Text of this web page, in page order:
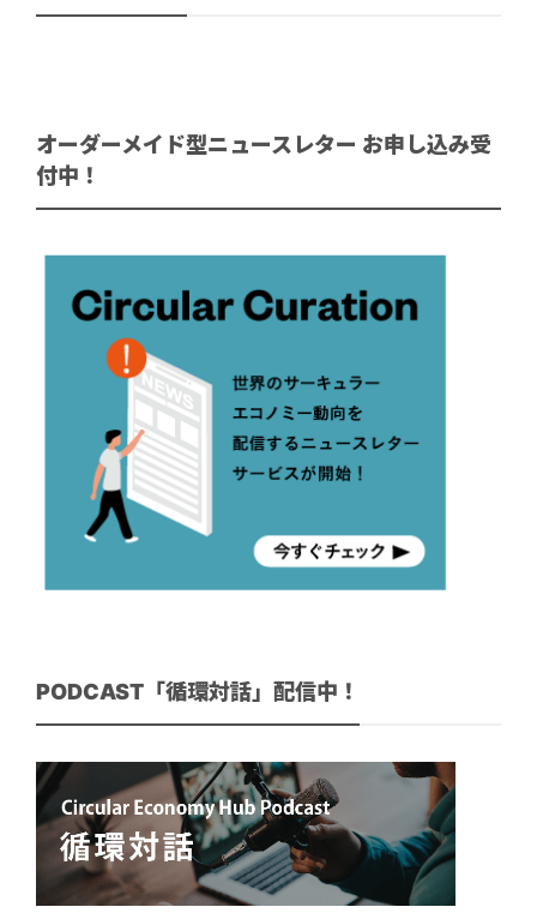
オーダーメイド型ニュースレター お申し込み受
付中！
PODCAST「循環対話」配信中！